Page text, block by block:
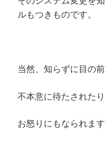
ルもつきものです。
当然、知らずに目の
不本意に待たされたり
お怒りにもなられます